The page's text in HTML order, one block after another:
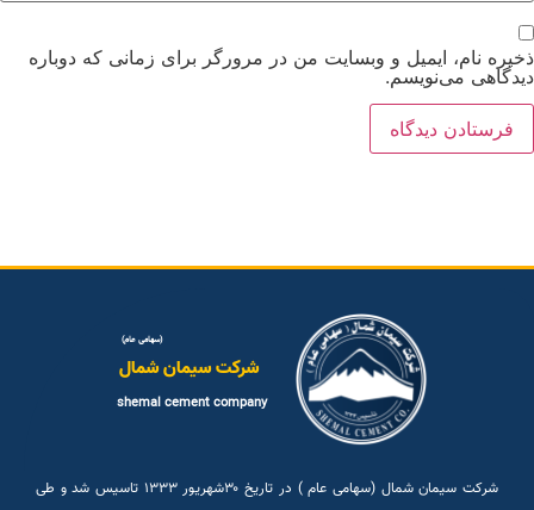
نام، ایمیل و وبسایت من در مرورگر برای زمانی که دوباره
می‌نویسم.
(سهامی عام)
شرکت سیمان شمال
shemal cement company
شرکت سیمان شمال (سهامی عام ) در تاریخ ۳۰شهريور ۱۳۳۳ تاسیس شد و طی